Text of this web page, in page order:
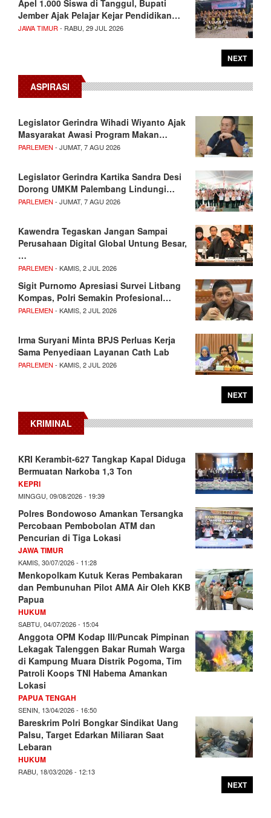
Apel 1.000 Siswa di Tanggul, Bupati
Jember Ajak Pelajar Kejar Pendidikan…
JAWA TIMUR - RABU, 29 JUL 2026
NEXT
ASPIRASI
Legislator Gerindra Wihadi Wiyanto Ajak
Masyarakat Awasi Program Makan…
PARLEMEN - JUMAT, 7 AGU 2026
Legislator Gerindra Kartika Sandra Desi
Dorong UMKM Palembang Lindungi…
PARLEMEN - JUMAT, 7 AGU 2026
Kawendra Tegaskan Jangan Sampai
Perusahaan Digital Global Untung Besar,
…
PARLEMEN - KAMIS, 2 JUL 2026
Sigit Purnomo Apresiasi Survei Litbang
Kompas, Polri Semakin Profesional…
PARLEMEN - KAMIS, 2 JUL 2026
Irma Suryani Minta BPJS Perluas Kerja
Sama Penyediaan Layanan Cath Lab
PARLEMEN - KAMIS, 2 JUL 2026
NEXT
KRIMINAL
KRI Kerambit-627 Tangkap Kapal Diduga
Bermuatan Narkoba 1,3 Ton
KEPRI
MINGGU, 09/08/2026 - 19:39
Polres Bondowoso Amankan Tersangka
Percobaan Pembobolan ATM dan
Pencurian di Tiga Lokasi
JAWA TIMUR
KAMIS, 30/07/2026 - 11:28
Menkopolkam Kutuk Keras Pembakaran
dan Pembunuhan Pilot AMA Air Oleh KKB
Papua
HUKUM
SABTU, 04/07/2026 - 15:04
Anggota OPM Kodap III/Puncak Pimpinan
Lekagak Talenggen Bakar Rumah Warga
di Kampung Muara Distrik Pogoma, Tim
Patroli Koops TNI Habema Amankan
Lokasi
PAPUA TENGAH
SENIN, 13/04/2026 - 16:50
Bareskrim Polri Bongkar Sindikat Uang
Palsu, Target Edarkan Miliaran Saat
Lebaran
HUKUM
RABU, 18/03/2026 - 12:13
NEXT